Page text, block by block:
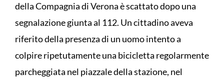
della Compagnia di Verona è scattato dopo una
segnalazione giunta al 112. Un cittadino aveva
riferito della presenza di un uomo intento a
colpire ripetutamente una bicicletta regolarmente
parcheggiata nel piazzale della stazione, nel